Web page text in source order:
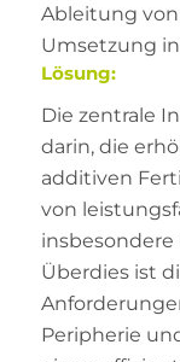
Ableitung
Umsetzung
Lösung:
Die zentrale
darin, die
additiven
von
insbesondere
Überdies ist
Peripherie